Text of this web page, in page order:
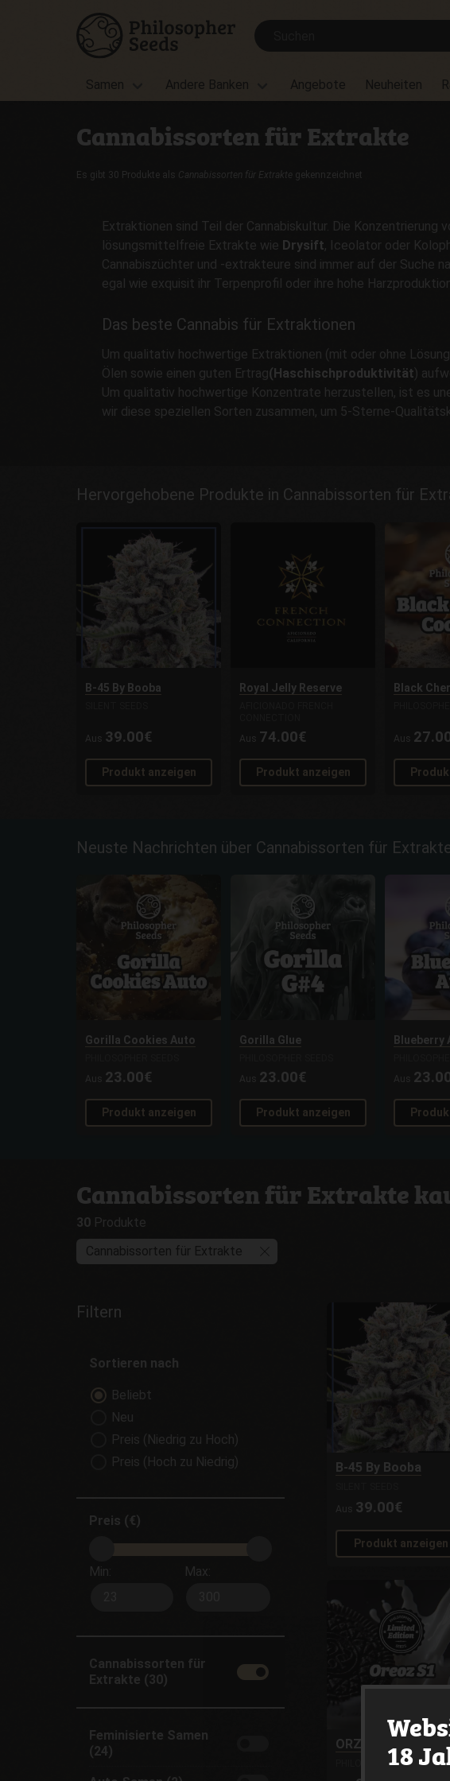
Samen Andere Banken Angebote Neuheiten
Cannabissorten für Extrakte
Es gibt 30 Produkte als Cannabissorten für Extrakte gekennzeichnet
Extraktionen sind Teil der Cannabiskultur. Die
lösungsmittelfreie Extrakte wie Drysift, Iceolator oder
Cannabiszüchter und -extrakteure sind immer auf der Suche
egal wie exquisit ihr Terpenprofil oder ihre hohe
Das beste Cannabis für Extraktionen
Um qualitativ hochwertige Extraktionen (mit oder ohne
Ölen sowie einen guten Ertrag(Haschischproduktivität)
Um qualitativ hochwertige Konzentrate herzustellen, ist es
wir diese speziellen Sorten zusammen, um 5-Sterne-
Hervorgehobene Produkte in Cannabissorten für
B-45 By Booba
Aus 39.00€
Produkt anzeigen
Royal Jelly Reserve
Aus 74.00€
Produkt anzeigen
Black
Aus
Neuste Nachrichten über Cannabissorten für
Gorilla Cookies Auto
Aus 23.00€
Produkt anzeigen
Gorilla Glue
Aus 23.00€
Produkt anzeigen
Blueberry
Aus
Cannabissorten für Extrakte
30 Produkte
Cannabissorten für Extrakte
Filtern
Sortieren nach
Beliebt
Neu
Preis (Niedrig zu Hoch)
Preis (Hoch zu Niedrig)
Preis (€)
Min: Max:
Cannabissorten für
Extrakte (30)
Feminisierte Samen
(24)
B-45 By Booba
Aus 39.00€
Produkt anzeigen
ORZ S1
PHILOSOPHER SEEDS
18